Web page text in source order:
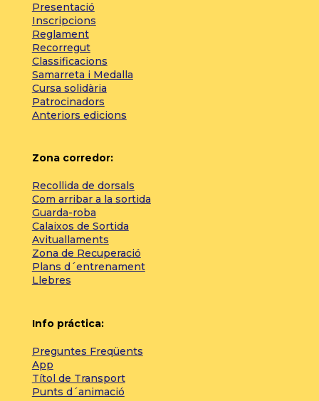
Presentació
Inscripcions
Reglament
Recorregut
Classificacions
Samarreta i Medalla
Cursa solidària
Patrocinadors
Anteriors edicions
Zona corredor:
Recollida de dorsals
Com arribar a la sortida
Guarda-roba
Calaixos de Sortida
Avituallaments
Zona de Recuperació
Plans d´entrenament
Llebres
Info práctica:
Preguntes Freqüents
App
Títol de Transport
Punts d´animació